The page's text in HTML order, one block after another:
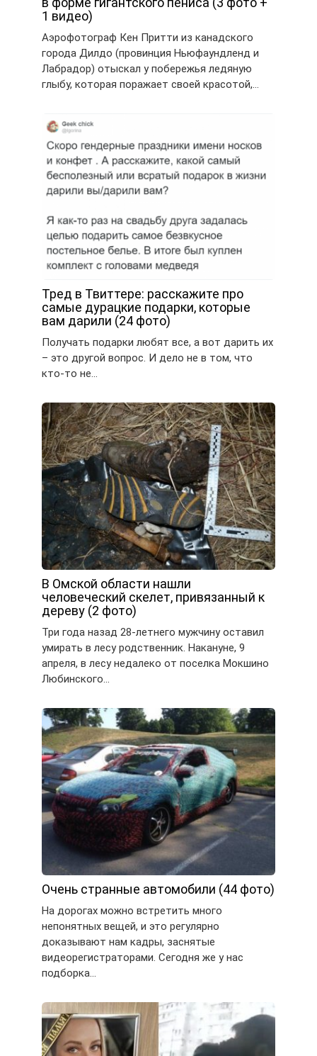
1 видео)
Аэрофотограф Кен Притти из канадского
города Дилдо (провинция Ньюфаундленд и
Лабрадор) отыскал у побережья ледяную
глыбу, которая поражает своей красотой,…
Тред в Твиттере: расскажите про
самые дурацкие подарки, которые
вам дарили (24 фото)
Получать подарки любят все, а вот дарить их
– это другой вопрос. И дело не в том, что
кто-то не…
В Омской области нашли
человеческий скелет, привязанный к
дереву (2 фото)
Три года назад 28-летнего мужчину оставил
умирать в лесу родственник. Накануне, 9
апреля, в лесу недалеко от поселка Мокшино
Любинского…
Очень странные автомобили (44 фото)
На дорогах можно встретить много
непонятных вещей, и это регулярно
доказывают нам кадры, заснятые
видеорегистраторами. Сегодня же у нас
подборка…